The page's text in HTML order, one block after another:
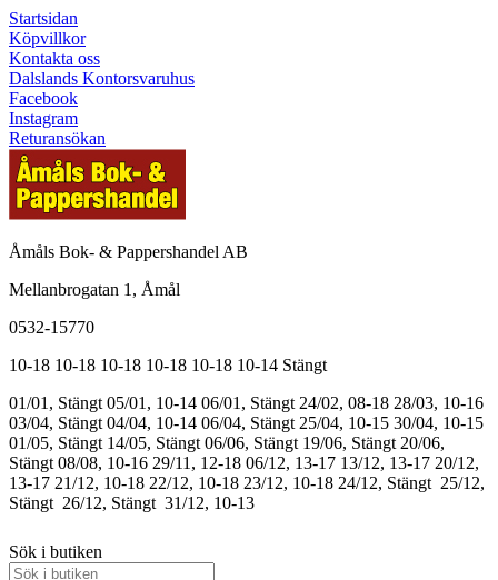
Startsidan
Köpvillkor
Kontakta oss
Dalslands Kontorsvaruhus
Facebook
Instagram
Returansökan
Åmåls Bok- & Pappershandel AB
Mellanbrogatan 1, Åmål
0532-15770
10-18 10-18 10-18 10-18 10-18 10-14 Stängt
01/01, Stängt 05/01, 10-14 06/01, Stängt 24/02, 08-18 28/03, 10-16
03/04, Stängt 04/04, 10-14 06/04, Stängt 25/04, 10-15 30/04, 10-15
01/05, Stängt 14/05, Stängt 06/06, Stängt 19/06, Stängt 20/06,
Stängt 08/08, 10-16 29/11, 12-18 06/12, 13-17 13/12, 13-17 20/12,
13-17 21/12, 10-18 22/12, 10-18 23/12, 10-18 24/12, Stängt 25/12,
Stängt 26/12, Stängt 31/12, 10-13
Sök i butiken